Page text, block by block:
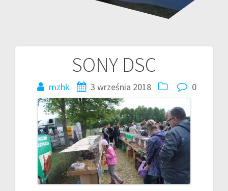
SONY DSC
mzhk 3 września 2018 0
Nawigacja
wpisu